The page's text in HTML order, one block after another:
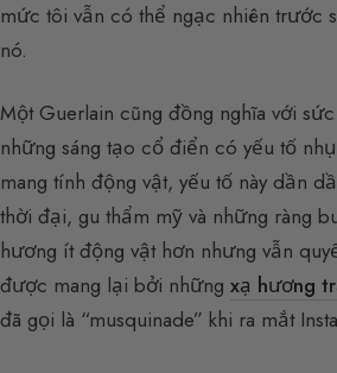
mức tôi vẫn có thể ngạc nhiên trước
nó.
Một Guerlain cũng đồng nghĩa với
những sáng tạo cổ điển có yếu tố
mang tính động vật, yếu tố này dần
thời đại, gu thẩm mỹ và những ràng
hương ít động vật hơn nhưng vẫn
được mang lại bởi những xạ hương
đã gọi là “musquinade” khi ra mắt